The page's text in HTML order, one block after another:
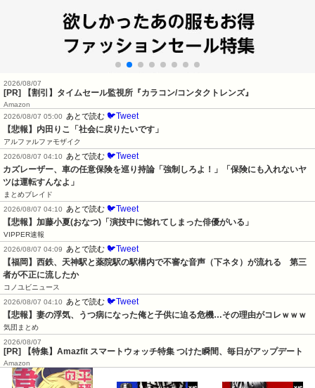
2026/08/07
[PR] 【割引】タイムセール監視所『カラコン/コンタクトレンズ』
Amazon
2026/08/07 05:00
あとで読む 🐦Tweet
【悲報】内田りこ「社会に戻りたいです」
アルファルファモザイク
2026/08/07 04:10
あとで読む 🐦Tweet
カズレーザー、車の任意保険を巡り持論「強制しろよ！」「保険にも入れないヤ
ツは運転すんなよ」
まとめブレイド
2026/08/07 04:10
あとで読む 🐦Tweet
【悲報】加藤小夏(おなつ)「演技中に惚れてしまった俳優がいる」
VIPPER速報
2026/08/07 04:09
あとで読む 🐦Tweet
【福岡】西鉄、天神駅と薬院駅の駅構内で不審な音声（下ネタ）が流れる　第三
者が不正に流したか
コノユビニュース
2026/08/07 04:10
あとで読む 🐦Tweet
【悲報】妻の浮気、うつ病になった俺と子供に迫る危機…その理由がコレｗｗｗ
気団まとめ
2026/08/07
[PR] 【特集】Amazfit スマートウォッチ特集 つけた瞬間、毎日がアップデート
Amazon